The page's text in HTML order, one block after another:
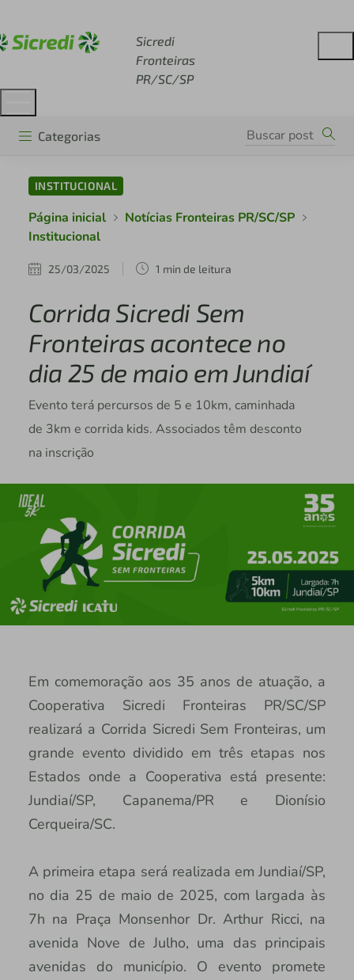
Sicredi
Fronteiras
PR/SC/SP
Categorias
INSTITUCIONAL
Página inicial
Notícias Fronteiras PR/SC/SP
Institucional
25/03/2025 1 min de leitura
Corrida Sicredi Sem
Fronteiras acontece no
dia 25 de maio em Jundiaí
Evento terá percursos de 5 e 10km, caminhada
de 3km e corrida kids. Associados têm desconto
na inscrição
Em comemoração aos 35 anos de atuação, a
Cooperativa Sicredi Fronteiras PR/SC/SP
realizará a Corrida Sicredi Sem Fronteiras, um
grande evento dividido em três etapas nos
Estados onde a Cooperativa está presente:
Jundiaí/SP, Capanema/PR e Dionísio
Cerqueira/SC.
A primeira etapa será realizada em Jundiaí/SP,
no dia 25 de maio de 2025, com largada às
7h na Praça Monsenhor Dr. Arthur Ricci, na
avenida Nove de Julho, uma das principais
avenidas do município. O evento promete